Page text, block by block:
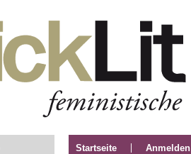
Startseite Anmelden